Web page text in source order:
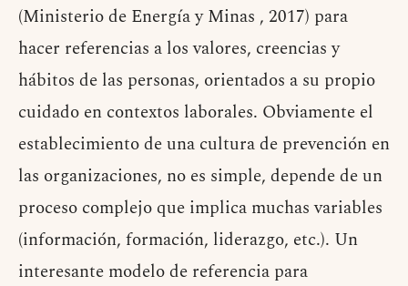
(Ministerio de Energía y Minas , 2017) para
hacer referencias a los valores, creencias y
hábitos de las personas, orientados a su propio
cuidado en contextos laborales. Obviamente el
establecimiento de una cultura de prevención en
las organizaciones, no es simple, depende de un
proceso complejo que implica muchas variables
(información, formación, liderazgo, etc.). Un
interesante modelo de referencia para